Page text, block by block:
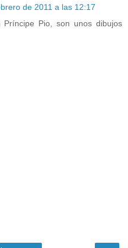
de 2011 a las 12:17
Pio, son unos dibujos